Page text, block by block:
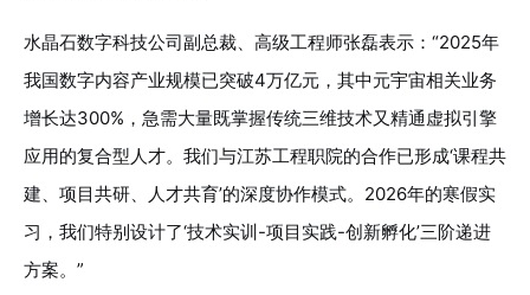
水晶石数字科技公司副总裁、高级工程师张磊表示：“2025年
我国数字内容产业规模已突破4万亿元，其中元宇宙相关业务
增长达300%，急需大量既掌握传统三维技术又精通虚拟引擎
应用的复合型人才。我们与江苏工程职院的合作已形成‘课程共
建、项目共研、人才共育’的深度协作模式。2026年的寒假实
习，我们特别设计了‘技术实训-项目实践-创新孵化’三阶递进
方案。”